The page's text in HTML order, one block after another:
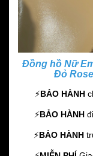
Đồng hồ Nữ
Đỏ
⚡️BẢO HÀNH
⚡️BẢO HÀNH
⚡️BẢO HÀNH